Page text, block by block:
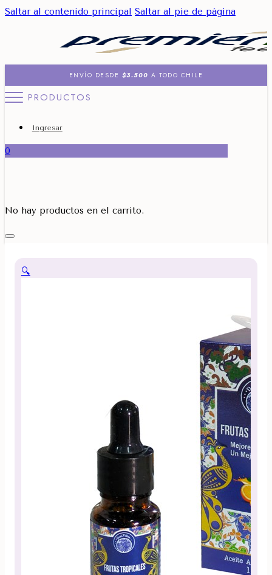
Saltar al contenido principal Saltar al pie de página
ENVÍO DESDE $3.500 A TODO CHILE
PRODUCTOS
Ingresar
0
No hay productos en el carrito.
🔍